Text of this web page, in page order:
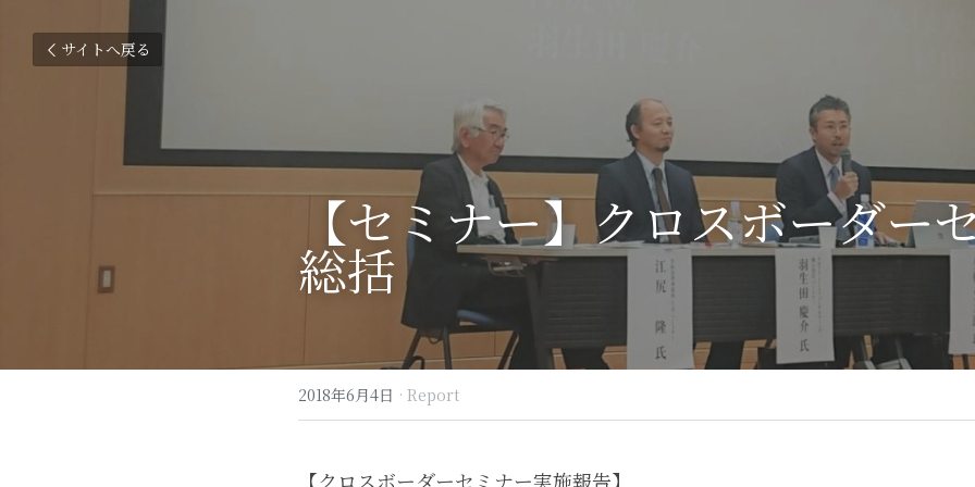
サイトへ戻る
【セミナー】クロスボーダー
総括
2018年6月4日 · Report
【クロスボーダーセミナー実施報告】